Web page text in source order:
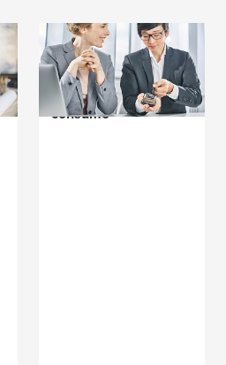
Il vostro partner di
soluzioni adesive per
l'elettronica di
consumo